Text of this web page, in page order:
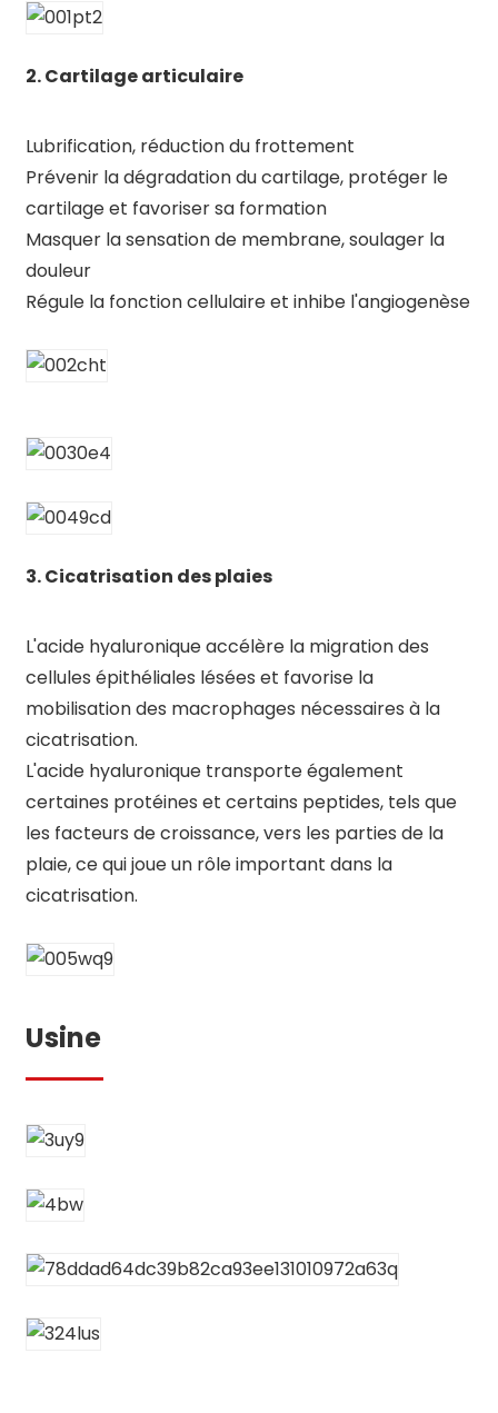
2. Cartilage articulaire
Lubrification, réduction du frottement
Prévenir la dégradation du cartilage, protéger le
cartilage et favoriser sa formation
Masquer la sensation de membrane, soulager la
douleur
Régule la fonction cellulaire et inhibe l'angiogenèse
3. Cicatrisation des plaies
L'acide hyaluronique accélère la migration des
cellules épithéliales lésées et favorise la
mobilisation des macrophages nécessaires à la
cicatrisation.
L'acide hyaluronique transporte également
certaines protéines et certains peptides, tels que
les facteurs de croissance, vers les parties de la
plaie, ce qui joue un rôle important dans la
cicatrisation.
Usine